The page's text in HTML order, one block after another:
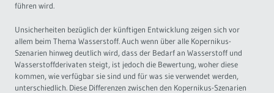
führen wird.
Unsicherheiten bezüglich der künftigen Entwicklung zeigen sich vor
allem beim Thema Wasserstoff. Auch wenn über alle Kopernikus-
Szenarien hinweg deutlich wird, dass der Bedarf an Wasserstoff und
Wasserstoffderivaten steigt, ist jedoch die Bewertung, woher diese
kommen, wie verfügbar sie sind und für was sie verwendet werden,
unterschiedlich. Diese Differenzen zwischen den Kopernikus-Szenarien